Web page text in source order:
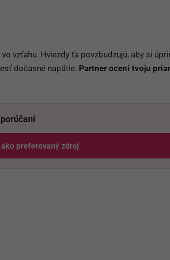
vzťahu. Hviezdy ťa povzbudzujú, aby si
dočasné napätie. Partner ocení tvoju
preferovaný zdroj
Odzadu, odkaz sa otvorí v novom okne